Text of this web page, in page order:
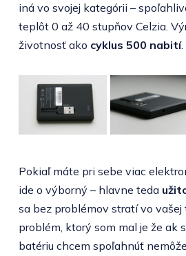
iná vo svojej kategórii –
teplôt 0 až 40 stupňov Celzia.
životnosť ako cyklus 500 nabití.
Pokiaľ máte pri sebe viac
ide o výborný – hlavne teda
sa bez problémov stratí vo vašej
problém, ktorý som mal je že ak
batériu chcem spoľahnúť